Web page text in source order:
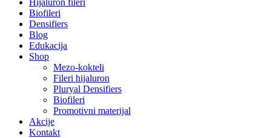
Hijaluron fileri
Biofileri
Densifiers
Blog
Edukacija
Shop
Mezo-kokteli
Fileri hijaluron
Pluryal Densifiers
Biofileri
Promotivni materijal
Akcije
Kontakt